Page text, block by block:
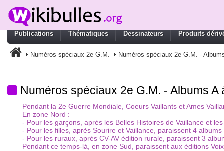
Publications Thématiques Dessinateurs Produits
Numéros spéciaux 2e G.M. Numéros spéciaux 2e G.M. -
Numéros spéciaux 2e G.M. - Albums A
Pendant la 2e Guerre Mondiale, Coeurs Vaillants et Ames
En zone Nord :
- Pour les garçons, après les Belles Histoires de Vaillance et
- Pour les filles, après Sourire et Vaillance, paraissent 4
- Pour les ruraux, après CV-AV édition rurale, paraissent 3
Pendant ce temps-là, en zone Sud, paraissent aux éditions